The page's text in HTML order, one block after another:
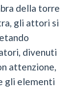
della torre
gli attori si
divenuti
attenzione,
gli elementi